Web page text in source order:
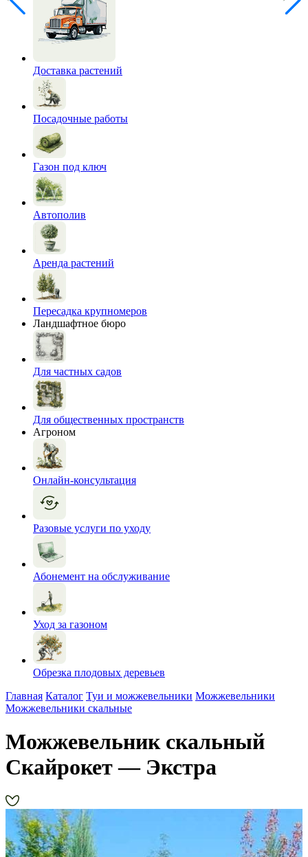
Доставка растений
Посадочные работы
Газон под ключ
Автополив
Аренда растений
Пересадка крупномеров
Ландшафтное бюро
Для частных садов
Для общественных пространств
Агроном
Онлайн-консультация
Разовые услуги по уходу
Абонемент на обслуживание
Уход за газоном
Обрезка плодовых деревьев
Главная Каталог Туи и можжевельники Можжевельники
Можжевельники скальные
Можжевельник скальный
Скайрокет — Экстра